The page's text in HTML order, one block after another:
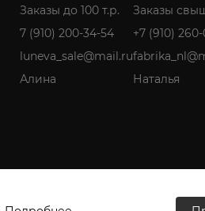
Заказы до 100 т.р.
7 (910) 200-34-54
luneva_sale@mail.ru
Алина
Заказы
+7 (910)
Наталья